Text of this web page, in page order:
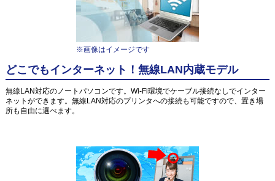
※画像はイメージです
どこでもインターネット！無線LAN内蔵モデル
無線LAN対応のノートパソコンです。Wi-Fi環境でケーブル接続なしでインター
ネットができます。無線LAN対応のプリンタへの接続も可能ですので、置き場
所も自由に選べます。